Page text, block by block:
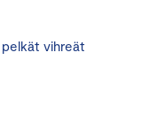
vihreät